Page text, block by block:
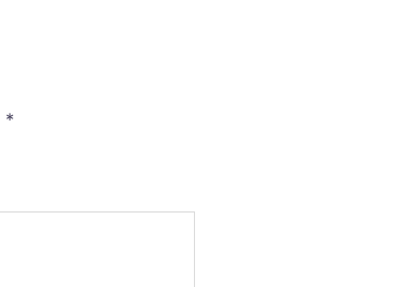
*